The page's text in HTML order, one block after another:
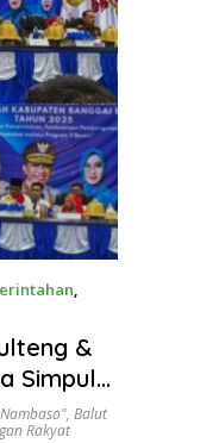
,
&
Simpul
, Balut
Rakyat